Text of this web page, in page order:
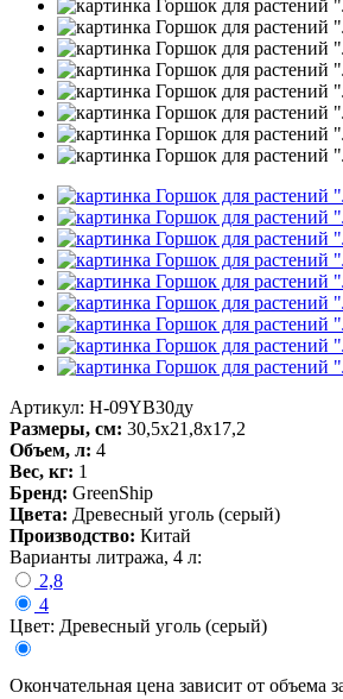
Артикул: H-09YB30ду
Размеры, см: 30,5х21,8х17,2
Объем, л: 4
Вес, кг: 1
Бренд: GreenShip
Цвета: Древесный уголь (серый)
Производство: Китай
Варианты литража, 4 л:
2,8
4
Цвет: Древесный уголь (серый)
Окончательная цена зависит от